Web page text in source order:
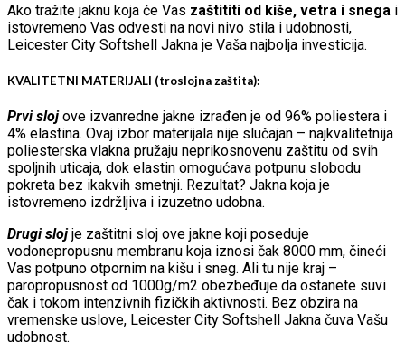
Ako tražite jaknu koja će Vas zaštititi od kiše, vetra i snega i
istovremeno Vas odvesti na novi nivo stila i udobnosti,
Leicester City Softshell Jakna je Vaša najbolja investicija.
KVALITETNI MATERIJALI (troslojna zaštita):
Prvi slojove izvanredne jakne izrađen je od 96% poliestera i
4% elastina. Ovaj izbor materijala nije slučajan – najkvalitetnija
poliesterska vlakna pružaju neprikosnovenu zaštitu od svih
spoljnih uticaja, dok elastin omogućava potpunu slobodu
pokreta bez ikakvih smetnji. Rezultat? Jakna koja je
istovremeno izdržljiva i izuzetno udobna.
Drugi slojje zaštitni sloj ove jakne koji poseduje
vodonepropusnu membranu koja iznosi čak 8000 mm, čineći
Vas potpuno otpornim na kišu i sneg. Ali tu nije kraj –
paropropusnost od 1000g/m2 obezbeđuje da ostanete suvi
čak i tokom intenzivnih fizičkih aktivnosti. Bez obzira na
vremenske uslove, Leicester City Softshell Jakna čuva Vašu
udobnost.